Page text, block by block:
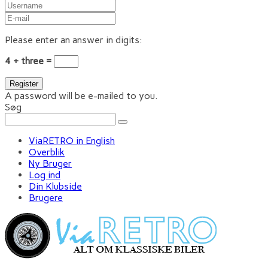
Please enter an answer in digits:
4 + three =
A password will be e-mailed to you.
Søg
ViaRETRO in English
Overblik
Ny Bruger
Log ind
Din Klubside
Brugere